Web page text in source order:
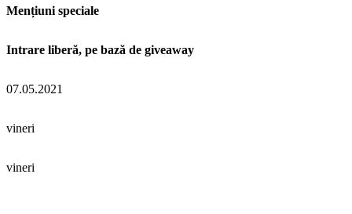
Mențiuni speciale
Intrare liberă, pe bază de giveaway
07.05.2021
vineri
vineri